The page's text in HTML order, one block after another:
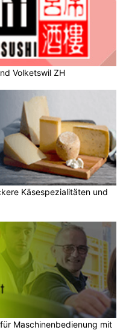
Volketswil ZH
Käsespezialitäten und
Maschinenbedienung mit